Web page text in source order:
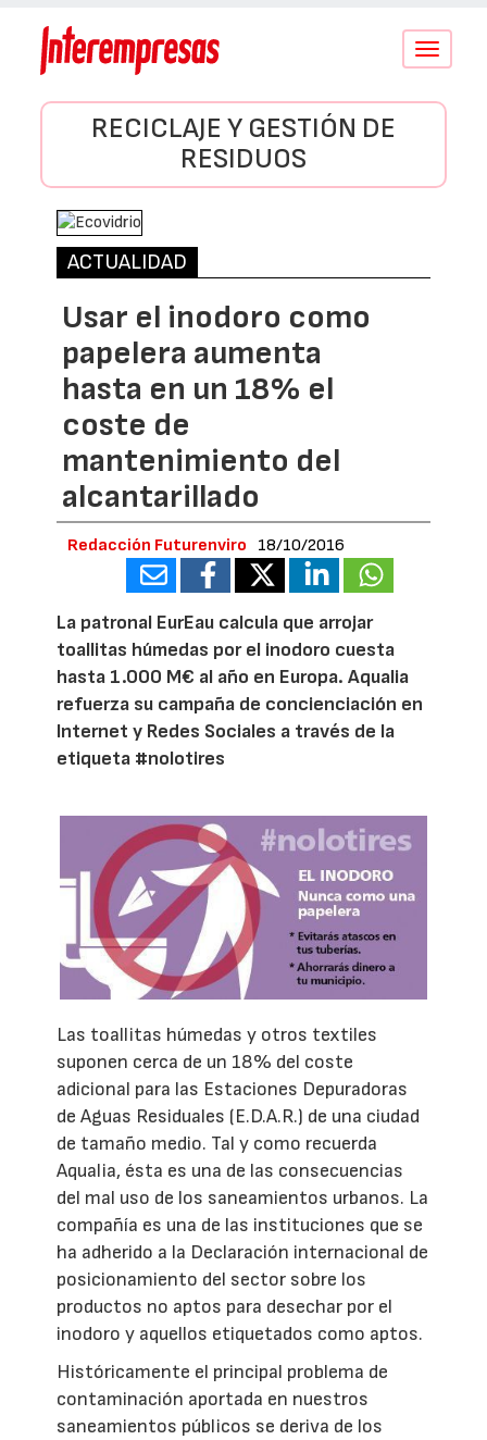
Conmutar
RECICLAJE Y GESTIÓN DE
RESIDUOS
ACTUALIDAD
Usar el inodoro como
papelera aumenta
hasta en un 18% el
coste de
mantenimiento del
alcantarillado
Redacción Futurenviro 18/10/2016
La patronal EurEau calcula que arrojar
toallitas húmedas por el inodoro cuesta
hasta 1.000 M€ al año en Europa. Aqualia
refuerza su campaña de concienciación en
Internet y Redes Sociales a través de la
etiqueta #nolotires
Las toallitas húmedas y otros textiles
suponen cerca de un 18% del coste
adicional para las Estaciones Depuradoras
de Aguas Residuales (E.D.A.R.) de una ciudad
de tamaño medio. Tal y como recuerda
Aqualia, ésta es una de las consecuencias
del mal uso de los saneamientos urbanos. La
compañía es una de las instituciones que se
ha adherido a la Declaración internacional de
posicionamiento del sector sobre los
productos no aptos para desechar por el
inodoro y aquellos etiquetados como aptos.
Históricamente el principal problema de
contaminación aportada en nuestros
saneamientos públicos se deriva de los